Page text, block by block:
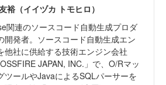
裕（イイヅカ トモヒロ）
関連のソースコード自動生成プロダ
開発者。ソースコード自動生成エン
他社に供給する技術エンジン会社
JAPAN, INC.」で、O/Rマッ
ツールやJavaによるSQLパーサーを